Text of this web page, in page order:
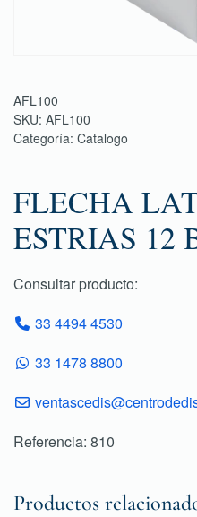
AFL100
SKU: AFL100
Categoría: Catalogo
FLECHA
ESTRIAS 12
Consultar producto:
33 4494 4530
33 1478 8800
Referencia: 810
Productos